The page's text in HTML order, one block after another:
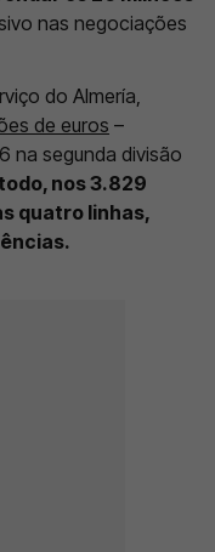
nas negociações
do Almería,
de euros –
na segunda divisão
nos 3.829
quatro linhas,